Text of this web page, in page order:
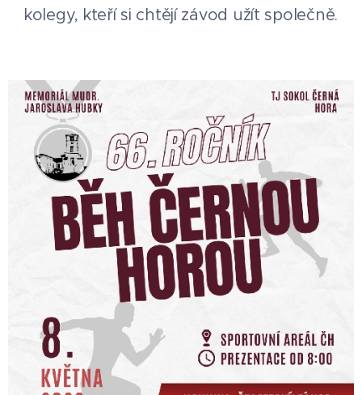
kolegy, kteří si chtějí závod užít společně.